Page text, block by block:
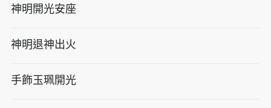
神明開光安座
神明退神出火
手飾玉珮開光